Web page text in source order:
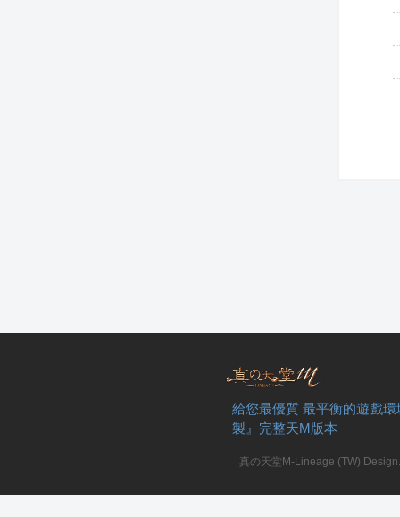
給您最優質 最平衡的遊戲
製』完整天M版本
真の天堂M-Lineage (TW)